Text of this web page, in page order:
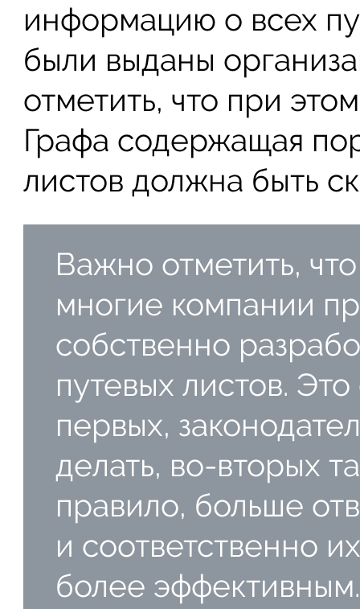
информацию о всех
были выданы
отметить, что при
Графа содержащая
листов должна быть
Важно отметить,
многие компании
собственно
путевых листов.
первых,
делать, во-вторых
правило, больше
и соответственно
более эффективным.